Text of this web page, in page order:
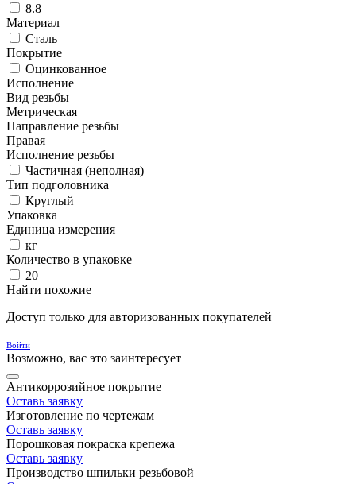
8.8
Материал
Сталь
Покрытие
Оцинкованное
Исполнение
Вид резьбы
Метрическая
Направление резьбы
Правая
Исполнение резьбы
Частичная (неполная)
Тип подголовника
Круглый
Упаковка
Единица измерения
кг
Количество в упаковке
20
Найти похожие
Доступ только для авторизованных покупателей
Войти
Возможно, вас это заинтересует
Антикоррозийное покрытие
Оставь заявку
Изготовление по чертежам
Оставь заявку
Порошковая покраска крепежа
Оставь заявку
Производство шпильки резьбовой